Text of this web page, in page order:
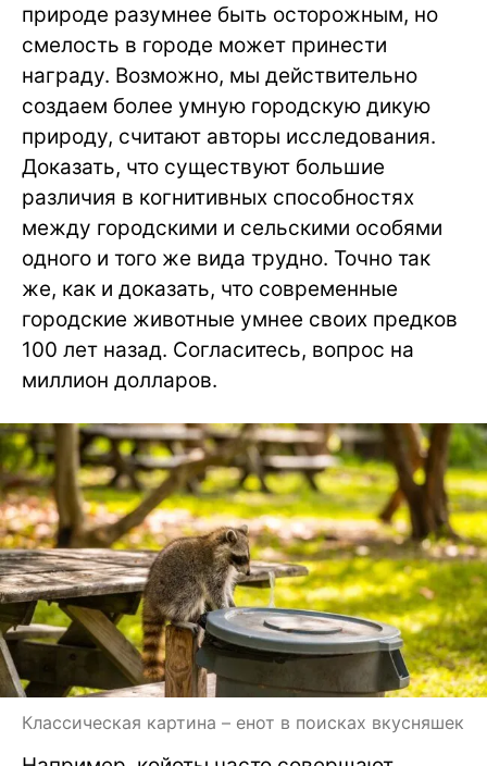
природе разумнее быть осторожным, но
смелость в городе может принести
награду. Возможно, мы действительно
создаем более умную городскую дикую
природу, считают авторы исследования.
Доказать, что существуют большие
различия в когнитивных способностях
между городскими и сельскими особями
одного и того же вида трудно. Точно так
же, как и доказать, что современные
городские животные умнее своих предков
100 лет назад. Согласитесь, вопрос на
миллион долларов.
Классическая картина – енот в поисках вкусняшек